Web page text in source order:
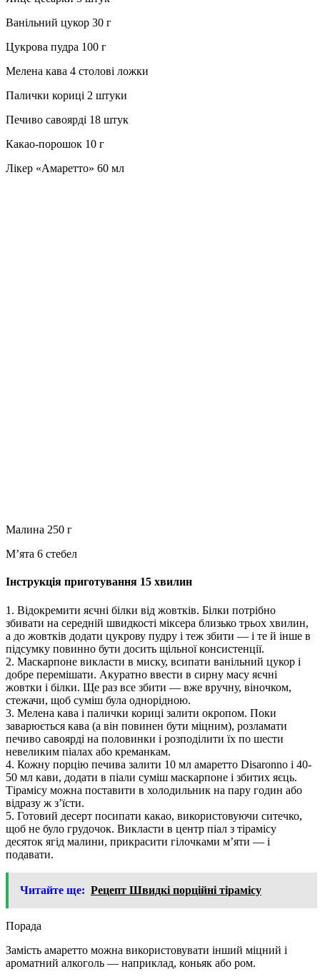
Ванільний цукор 30 г
Цукрова пудра 100 г
Мелена кава 4 столові ложки
Палички кориці 2 штуки
Печиво савоярді 18 штук
Какао-порошок 10 г
Лікер «Амаретто» 60 мл
Малина 250 г
М’ята 6 стебел
Інструкція приготування 15 хвилин
1. Відокремити яєчні білки від жовтків. Білки потрібно
збивати на середній швидкості міксера близько трьох хвилин,
а до жовтків додати цукрову пудру і теж збити — і те й інше в
підсумку повинно бути досить щільної консистенції.
2. Маскарпоне викласти в миску, всипати ванільний цукор і
добре перемішати. Акуратно ввести в сирну масу яєчні
жовтки і білки. Ще раз все збити — вже вручну, віночком,
стежачи, щоб суміш була однорідною.
3. Мелена кава і палички кориці залити окропом. Поки
заварюється кава (а він повинен бути міцним), розламати
печиво савоярді на половинки і розподілити їх по шести
невеликим піалах або креманкам.
4. Кожну порцію печива залити 10 мл амаретто Disaronno і 40-
50 мл кави, додати в піали суміш маскарпоне і збитих яєць.
Тірамісу можна поставити в холодильник на пару годин або
відразу ж з’їсти.
5. Готовий десерт посипати какао, використовуючи ситечко,
щоб не було грудочок. Викласти в центр піал з тірамісу
десяток ягід малини, прикрасити гілочками м’яти — і
подавати.
Читайте ще: Рецепт Швидкі порційні тірамісу
Порада
Замість амаретто можна використовувати інший міцний і
ароматний алкоголь — наприклад, коньяк або ром.